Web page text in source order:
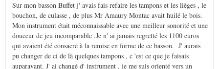
Sur mon basson Buffet j' avais fais refaire les tampons et les lièges , le
bouchon, de culasse , de plus Mr Amaury Montac avait huilé le bois.
Mon instrument était méconnaissable avec une meilleur sonorité et une
douceur de jeu incomparable .Je n' ai jamais regretté les 1100 euros
qui avaient été consacré à la remise en forme de ce basson. J' aurais
pu changer de ci de là quelques tampons , c 'est ce que je faisais
auparavant. J' ai changé d' instrument , je me suis orienté vers un